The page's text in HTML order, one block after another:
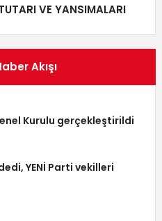
VE YANSIMALARI
Akışı
Kurulu gerçekleştirildi
YENİ Parti vekilleri